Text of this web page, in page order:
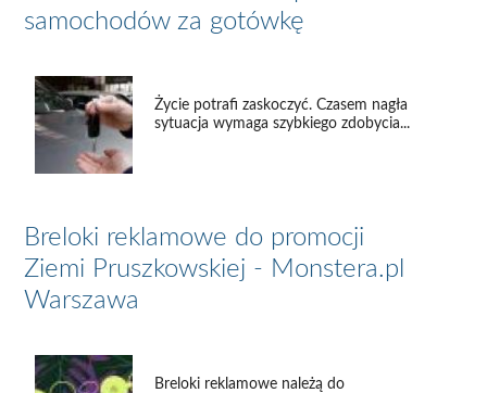
samochodów za gotówkę
Życie potrafi zaskoczyć. Czasem nagła
sytuacja wymaga szybkiego zdobycia...
Breloki reklamowe do promocji
Ziemi Pruszkowskiej - Monstera.pl
Warszawa
Breloki reklamowe należą do